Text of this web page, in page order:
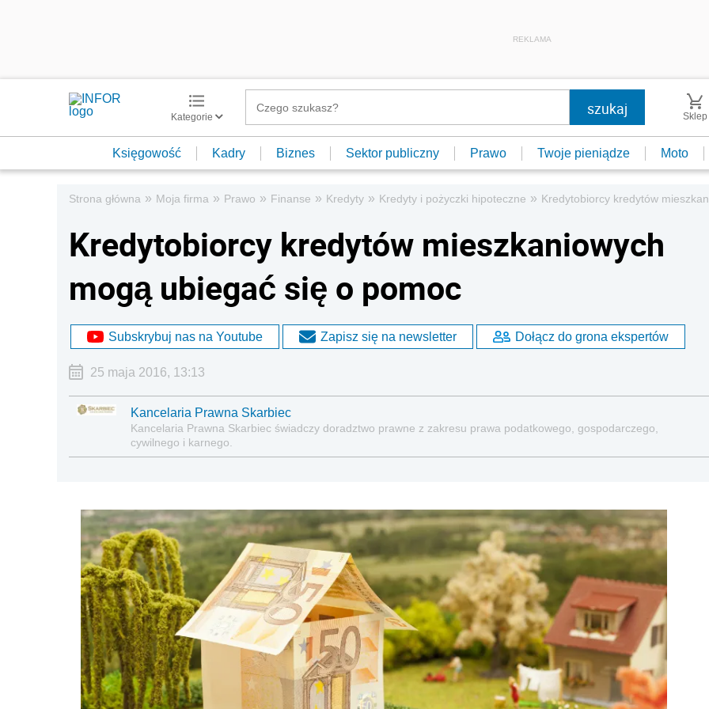
REKLAMA
Kategorie Sklep
Księgowość Kadry Biznes Sektor publiczny Prawo Twoje pieniądze Moto
Strona główna » Moja firma » Prawo » Finanse » Kredyty » Kredyty i pożyczki hipoteczne » Kredytobiorcy kredytów
Kredytobiorcy kredytów mieszkaniowych
mogą ubiegać się o pomoc
Subskrybuj nas na Youtube Zapisz się na newsletter Dołącz do grona ekspertów
25 maja 2016, 13:13
Kancelaria Prawna Skarbiec
Kancelaria Prawna Skarbiec świadczy doradztwo prawne z zakresu prawa podatkowego, gospodarczego,
cywilnego i karnego.